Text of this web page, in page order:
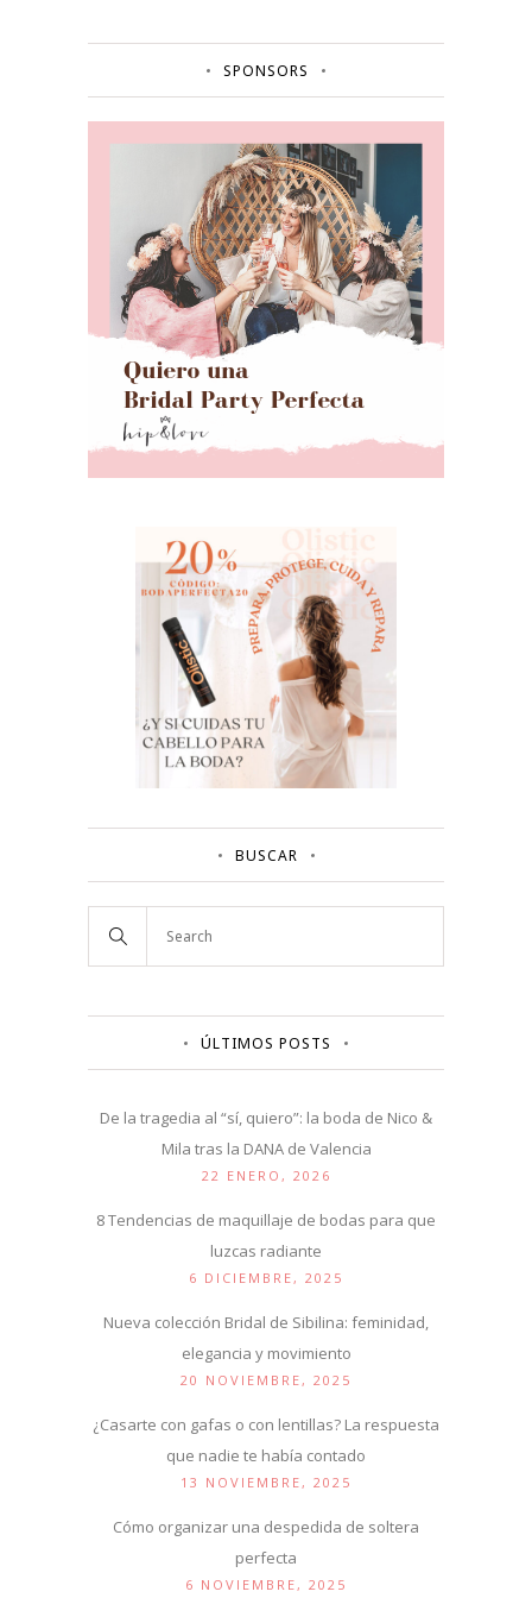
SPONSORS
BUSCAR
ÚLTIMOS POSTS
De la tragedia al “sí, quiero”: la boda de Nico &
Mila tras la DANA de Valencia
22 ENERO, 2026
8 Tendencias de maquillaje de bodas para que
luzcas radiante
6 DICIEMBRE, 2025
Nueva colección Bridal de Sibilina: feminidad,
elegancia y movimiento
20 NOVIEMBRE, 2025
¿Casarte con gafas o con lentillas? La respuesta
que nadie te había contado
13 NOVIEMBRE, 2025
Cómo organizar una despedida de soltera
perfecta
6 NOVIEMBRE, 2025